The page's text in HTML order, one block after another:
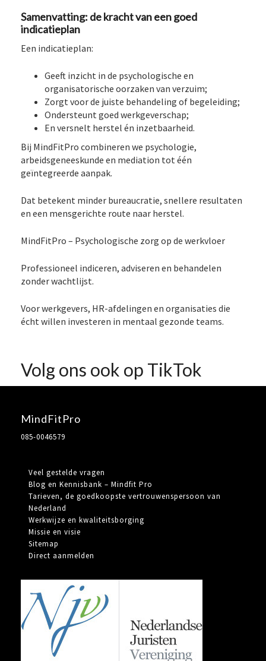
Samenvatting: de kracht van een goed
indicatieplan
Een indicatieplan:
Geeft inzicht in de psychologische en
organisatorische oorzaken van verzuim;
Zorgt voor de juiste behandeling of begeleiding;
Ondersteunt goed werkgeverschap;
En versnelt herstel én inzetbaarheid.
Bij MindFitPro combineren we psychologie,
arbeidsgeneeskunde en mediation tot één
geïntegreerde aanpak.
Dat betekent minder bureaucratie, snellere resultaten
en een mensgerichte route naar herstel.
MindFitPro – Psychologische zorg op de werkvloer
Professioneel indiceren, adviseren en behandelen
zonder wachtlijst.
Voor werkgevers, HR-afdelingen en organisaties die
écht willen investeren in mentaal gezonde teams.
Volg ons ook op TikTok
MindFitPro
085-0046579
Veel gestelde vragen
Blog en Kennisbank – Mindfit Pro
Tarieven, de goedkoopste vertrouwenspersoon van
Nederland
Werkwijze en kwaliteitsborging
Missie en visie
Sitemap
Direct aanmelden